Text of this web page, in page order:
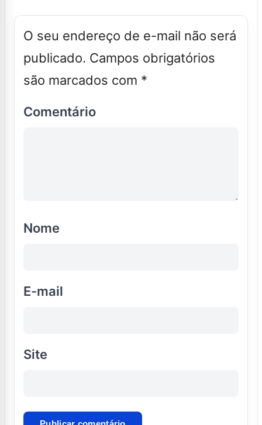
O seu endereço de e-mail não será
publicado. Campos obrigatórios
são marcados com *
Comentário
Nome
E-mail
Site